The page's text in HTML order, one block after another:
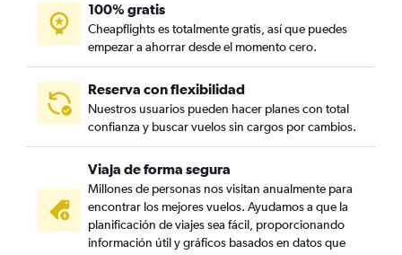
100% gratis
Cheapflights es totalmente gratis, así que puedes
empezar a ahorrar desde el momento cero.
Reserva con flexibilidad
Nuestros usuarios pueden hacer planes con total
confianza y buscar vuelos sin cargos por cambios.
Viaja de forma segura
Millones de personas nos visitan anualmente para
encontrar los mejores vuelos. Ayudamos a que la
planificación de viajes sea fácil, proporcionando
información útil y gráficos basados en datos que